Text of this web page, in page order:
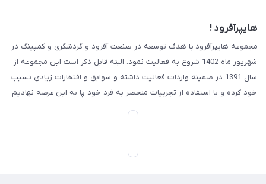
هایپرآفرود !
مجموعه هایپرآفرود با هدف توسعه در صنعت آفرود و گردشگری و کمپینگ در
شهریور ماه 1402 شروع به فعالیت نمود. البته قابل ذکر است این مجموعه از
سال 1391 در ضمینه واردات فعالیت داشته و سوابق و افتخارات زیادی نسیب
خود کرده و با استفاده از تجربیات منحصر به فرد خود پا به این عرصه نهادیم